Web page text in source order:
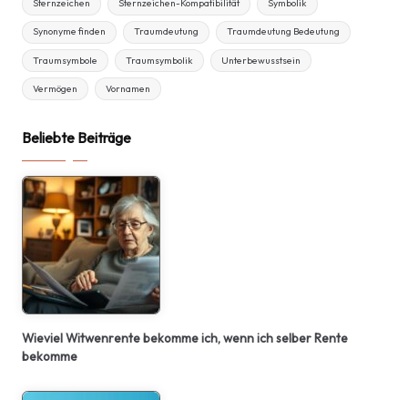
Sternzeichen Sternzeichen-Kompatibilität Symbolik
Synonyme finden Traumdeutung Traumdeutung Bedeutung
Traumsymbole Traumsymbolik Unterbewusstsein
Vermögen Vornamen
Beliebte Beiträge
Wieviel Witwenrente bekomme ich, wenn ich selber Rente
bekomme